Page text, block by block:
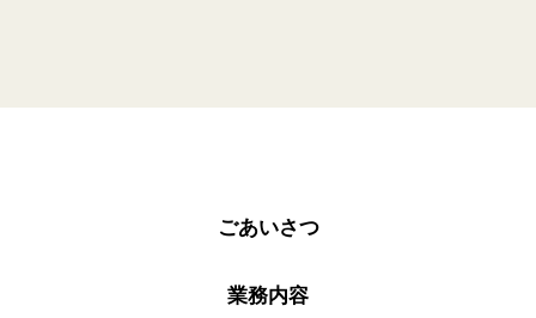
ごあいさつ
業務内容